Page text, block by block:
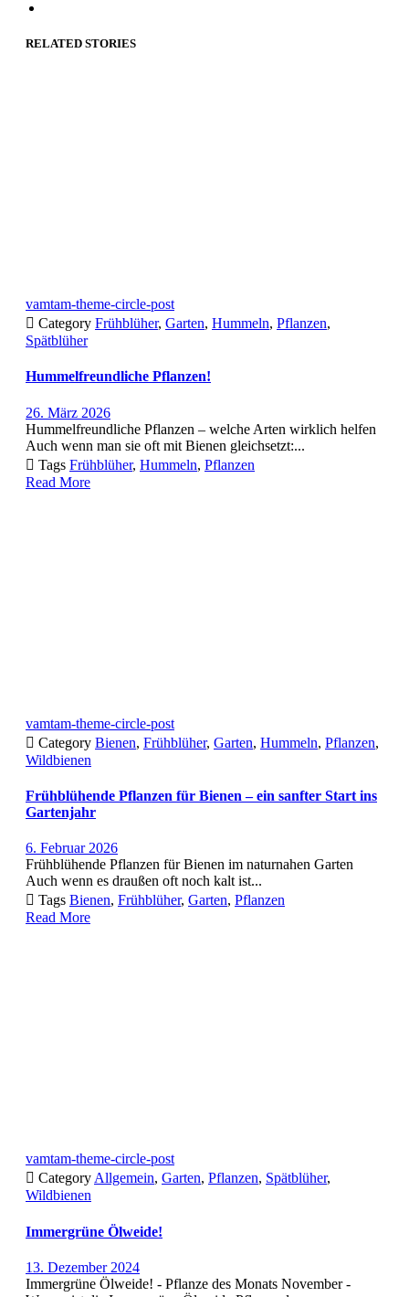
RELATED STORIES
vamtam-theme-circle-post
 Category Frühblüher, Garten, Hummeln, Pflanzen,
Spätblüher
Hummelfreundliche Pflanzen!
26. März 2026
Hummelfreundliche Pflanzen – welche Arten wirklich helfen
Auch wenn man sie oft mit Bienen gleichsetzt:...
 Tags Frühblüher, Hummeln, Pflanzen
Read More
vamtam-theme-circle-post
 Category Bienen, Frühblüher, Garten, Hummeln, Pflanzen,
Wildbienen
Frühblühende Pflanzen für Bienen – ein sanfter Start ins
Gartenjahr
6. Februar 2026
Frühblühende Pflanzen für Bienen im naturnahen Garten
Auch wenn es draußen oft noch kalt ist...
 Tags Bienen, Frühblüher, Garten, Pflanzen
Read More
vamtam-theme-circle-post
 Category Allgemein, Garten, Pflanzen, Spätblüher,
Wildbienen
Immergrüne Ölweide!
13. Dezember 2024
Immergrüne Ölweide! - Pflanze des Monats November -